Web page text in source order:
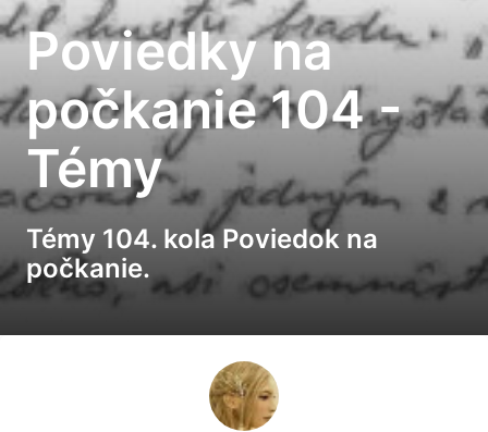
Poviedky na
počkanie 104 -
Témy
Témy 104. kola Poviedok na
počkanie.